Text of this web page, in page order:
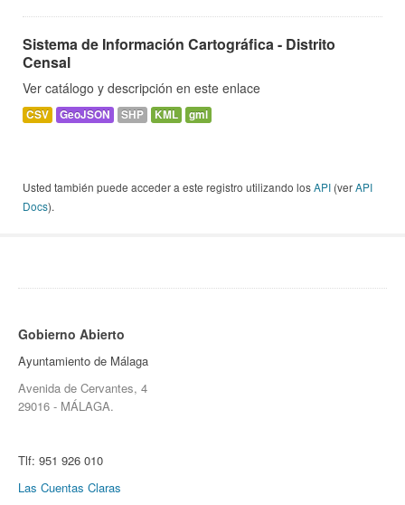
Sistema de Información Cartográfica - Distrito
Censal
Ver catálogo y descripción en este enlace
CSV GeoJSON SHP KML gml
Usted también puede acceder a este registro utilizando losAPI (verAPI
Docs).
Gobierno Abierto
Ayuntamiento de Málaga
Avenida de Cervantes, 4
29016 - MÁLAGA.
Tlf: 951 926 010
Las Cuentas Claras